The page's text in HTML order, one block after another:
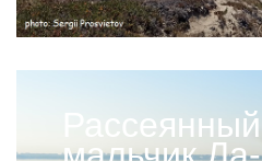
Рассеянный